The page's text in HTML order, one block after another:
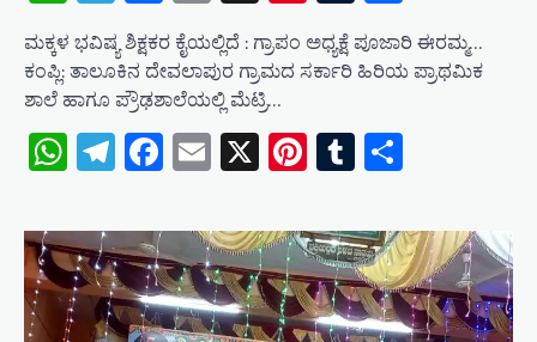
ಮಕ್ಕಳ ಭವಿಷ್ಯ ಶಿಕ್ಷಕರ ಕೈಯಲ್ಲಿದೆ : ಗ್ರಾಪಂ ಅಧ್ಯಕ್ಷೆ ಪೂಜಾರಿ ಈರಮ್ಮ…
ಕಂಪ್ಲಿ: ತಾಲೂಕಿನ ದೇವಲಾಪುರ ಗ್ರಾಮದ ಸರ್ಕಾರಿ ಹಿರಿಯ ಪ್ರಾಥಮಿಕ
ಶಾಲೆ ಹಾಗೂ ಪ್ರೌಢಶಾಲೆಯಲ್ಲಿ ಮೆಟ್ರಿ…
WhatsApp
Telegram
Facebook
Email
X Pinterest
Tumblr